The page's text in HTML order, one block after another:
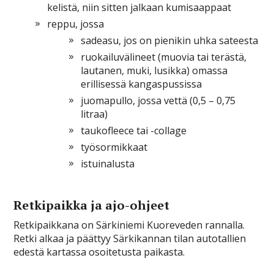
kelistä, niin sitten jalkaan kumisaappaat
reppu, jossa
sadeasu, jos on pienikin uhka sateesta
ruokailuvälineet (muovia tai terästä,
lautanen, muki, lusikka) omassa
erillisessä kangaspussissa
juomapullo, jossa vettä (0,5 – 0,75
litraa)
taukofleece tai -collage
työsormikkaat
istuinalusta
Retkipaikka ja ajo-ohjeet
Retkipaikkana on Särkiniemi Kuoreveden rannalla.
Retki alkaa ja päättyy Särkikannan tilan autotallien
edestä kartassa osoitetusta paikasta.